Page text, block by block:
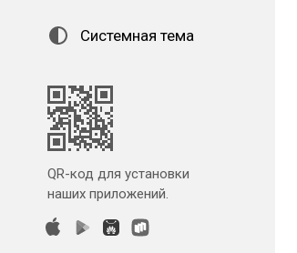
Системная тема
QR-код для установки
наших приложений.